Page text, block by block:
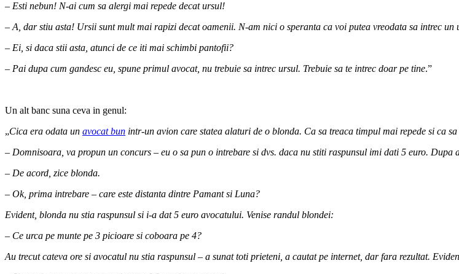
– Esti nebun! N-ai cum sa alergi mai repede decat ursul!
– A, dar stiu asta! Ursii sunt mult mai rapizi decat oamenii. N-am nici o speranta ca voi putea vreodata sa intrec un
– Ei, si daca stii asta, atunci de ce iti mai schimbi pantofii?
– Pai dupa cum gandesc eu, spune primul avocat, nu trebuie sa intrec ursul. Trebuie sa te intrec doar pe tine.”
Un alt banc suna ceva in genul:
„Cica era odata un avocat bun intr-un avion care statea alaturi de o blonda. Ca sa treaca timpul mai repede si ca
– Domnisoara, va propun un concurs – eu o sa pun o intrebare si dvs. daca nu stiti raspunsul imi dati 5 euro.
– De acord, zice blonda.
– Ok, prima intrebare – care este distanta dintre Pamant si Luna?
Evident, blonda nu stia raspunsul si i-a dat 5 euro avocatului. Venise randul blondei:
– Ce urca pe munte pe 3 picioare si coboara pe 4?
Au trecut cateva ore si avocatul nu stia raspunsul – a sunat toti prieteni, a cautat pe internet, dar fara rezultat.